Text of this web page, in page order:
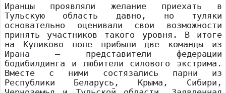
Иранцы проявляли желание приехать в
Тульскую область давно, но туляки
основательно оценивали свои возможности
принять участников такого уровня. В итоге
на Куликово поле прибыли две команды из
Ирана – представители федерации
бодибилдинга и любители силового экстрима.
Вместе с ними состязались парни из
Республики Беларусь, Крыма, Сибири,